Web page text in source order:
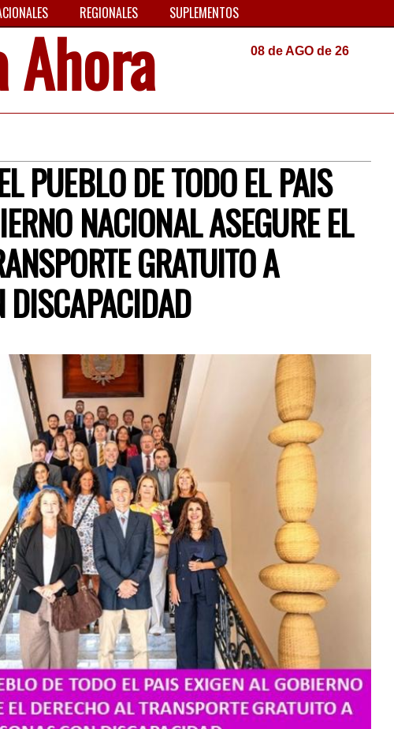
REGIONALES SUPLEMENTOS
Ahora 08 de AGO de 26
PUEBLO DE TODO EL PAIS
NACIONAL ASEGURE EL
GRATUITO A
DISCAPACIDAD